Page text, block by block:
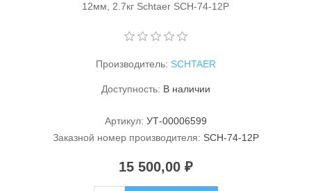
Станки и оснастка
12мм, 2.7кг Schtaer SCH-74-12P
Производитель: SCHTAER
Доступность: В наличии
Артикул: УТ-00006599
Заказной номер производителя: SCH-74-12P
15 500,00 ₽